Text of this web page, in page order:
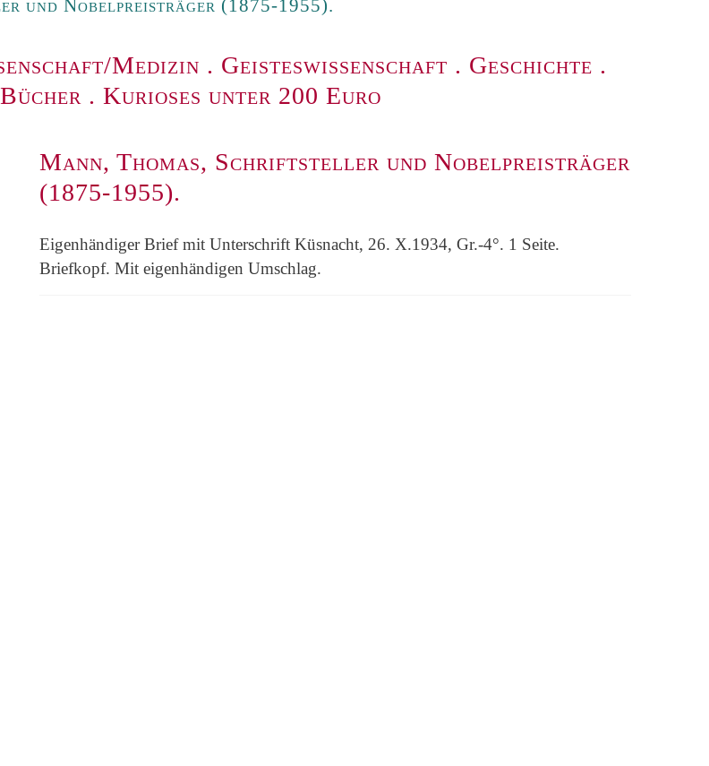
und Nobelpreisträger (1875-1955).
Medizin . Geisteswissenschaft . Geschichte .
Bücher . Kurioses unter 200 Euro
Mann, Thomas, Schriftsteller und Nobelpreisträger
(1875-1955).
Eigenhändiger Brief mit Unterschrift Küsnacht, 26. X.1934, Gr.-4°. 1 Seite.
Briefkopf. Mit eigenhändigen Umschlag.